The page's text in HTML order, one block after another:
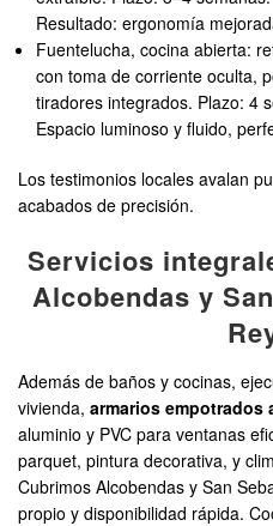
Resultado: ergonomía
Fuentelucha, cocina abierta:
con toma de corriente oculta,
tiradores integrados. Plazo: 4
Espacio luminoso y fluido,
Los testimonios locales avalan
acabados de precisión.
Servicios
Alcobendas y
Además de baños y cocinas,
vivienda, armarios empotrados
aluminio y PVC para ventanas
parquet, pintura decorativa, y
Cubrimos Alcobendas y San
propio y disponibilidad rápida.